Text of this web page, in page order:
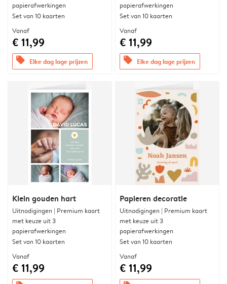
papierafwerkingen
Set van 10 kaarten
Vanaf
€ 11,99
offers Elke dag lage prijzen
papierafwerkingen
Set van 10 kaarten
Vanaf
€ 11,99
offers Elke dag lage prijzen
Klein gouden hart
Uitnodigingen | Premium kaart
met keuze uit 3
papierafwerkingen
Set van 10 kaarten
Vanaf
€ 11,99
Papieren decoratie
Uitnodigingen | Premium kaart
met keuze uit 3
papierafwerkingen
Set van 10 kaarten
Vanaf
€ 11,99